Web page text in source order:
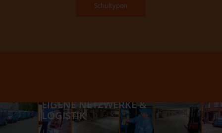
Schultypen
EIGENE NETZWERKE &
LOGISTIK